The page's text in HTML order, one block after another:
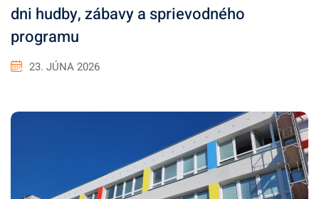
dni hudby, zábavy a sprievodného
programu
23. JÚNA 2026